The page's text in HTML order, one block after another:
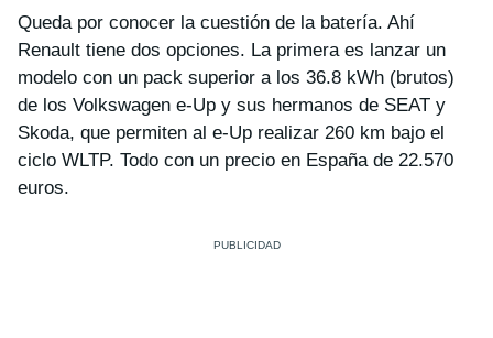
Queda por conocer la cuestión de la batería. Ahí
Renault tiene dos opciones. La primera es lanzar un
modelo con un pack superior a los 36.8 kWh (brutos)
de los Volkswagen e-Up y sus hermanos de SEAT y
Skoda, que permiten al e-Up realizar 260 km bajo el
ciclo WLTP. Todo con un precio en España de 22.570
euros.